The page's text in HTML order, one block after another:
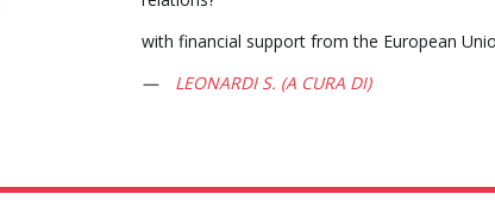
with financial support from the European
LEONARDI S. (A CURA DI)